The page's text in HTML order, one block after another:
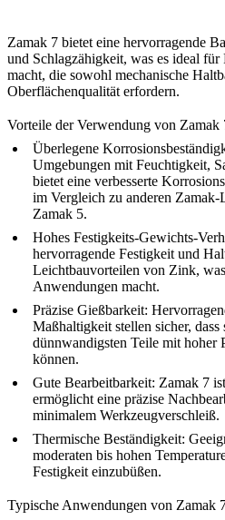
Zamak 7 bietet eine hervorragende
und Schlagzähigkeit, was es ideal für
macht, die sowohl mechanische
Oberflächenqualität erfordern.
Vorteile der Verwendung von Zamak
Überlegene
Umgebungen mit Feuchtigkeit,
bietet eine verbesserte
im Vergleich zu anderen
Zamak 5.
Hohes Festigkeits-Gewichts-
hervorragende Festigkeit und
Leichtbauvorteilen von Zink,
Anwendungen macht.
Präzise Gießbarkeit:
Maßhaltigkeit stellen sicher,
dünnwandigsten Teile mit hoher
können.
Gute Bearbeitbarkeit: Zamak 7
ermöglicht eine präzise
minimalem Werkzeugverschleiß.
Thermische Beständigkeit:
moderaten bis hohen
Festigkeit einzubüßen.
Typische Anwendungen von Zamak